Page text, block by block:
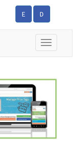
E D
Toggle